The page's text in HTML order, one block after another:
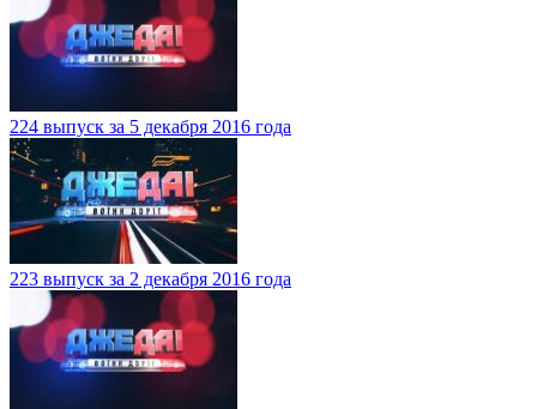
224 выпуск за 5 декабря 2016 года
223 выпуск за 2 декабря 2016 года